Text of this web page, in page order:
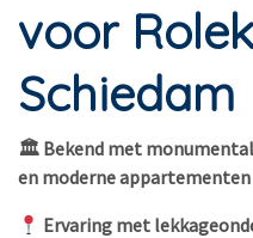
voor
Schiedam
🏛 Bekend met
en moderne appartementen
Ervaring met